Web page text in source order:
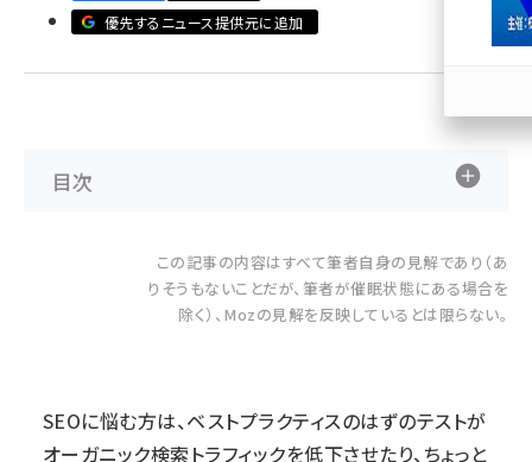
優先するニュース提供元に追加
目次
この記事の内容はすべて筆者自身の見解であり（あ
りそうもないことだが、筆者が催眠状態にある場合を
除く）、Mozの見解を反映しているとは限らない。
SEOに悩む方は、ベストプラクティスのはずのテストが
オーガニック検索トラフィックを低下させたり、ちょっと